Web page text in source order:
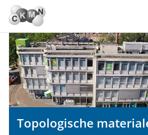
links
Spring
naar
de
inhoud
Spring
naar
menu
Topologische